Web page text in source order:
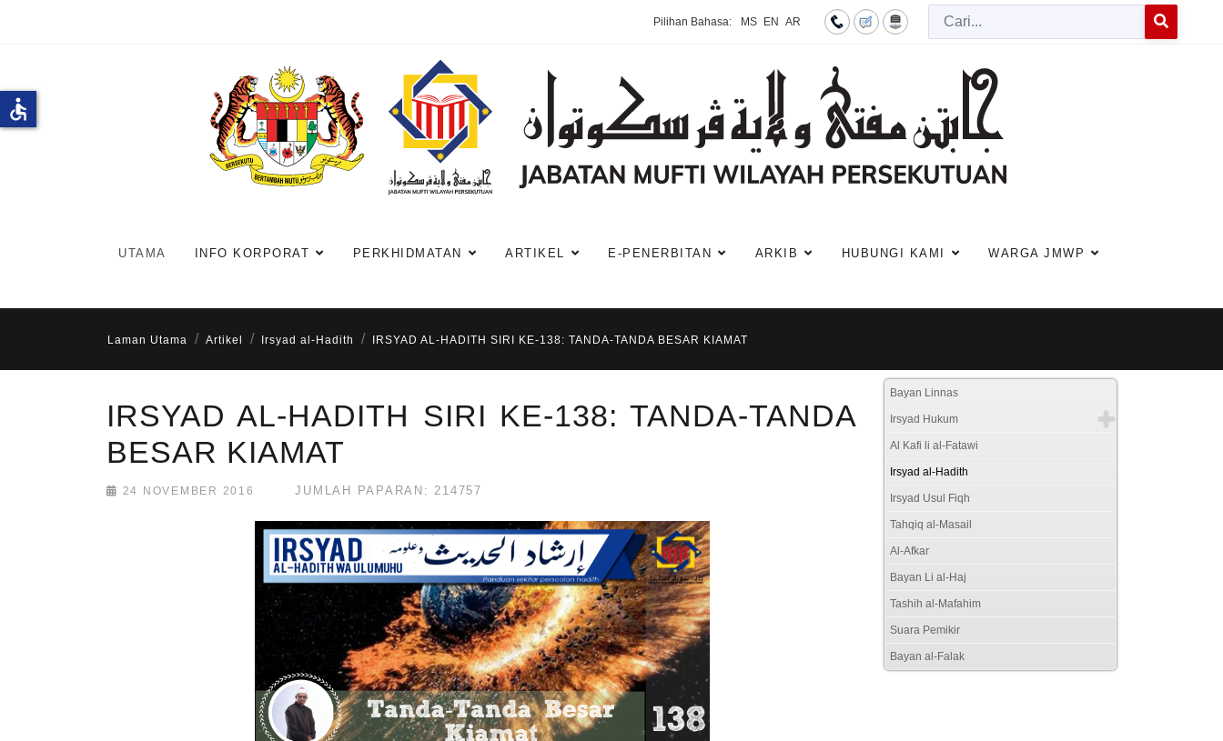
Pilihan Bahasa: MS EN AR
Cari
UTAMA INFO KORPORAT PERKHIDMATAN ARTIKEL E-PENERBITAN ARKIB HUBUNGI KAMI WARGA JMWP
Laman Utama Artikel Irsyad al-Hadith IRSYAD AL-HADITH SIRI KE-138: TANDA-TANDA BESAR KIAMAT
IRSYAD AL-HADITH SIRI KE-138: TANDA-TANDA
BESAR KIAMAT
24 NOVEMBER 2016 JUMLAH PAPARAN: 214757
Bayan Linnas
Irsyad Hukum
Al Kafi li al-Fatawi
Irsyad al-Hadith
Irsyad Usul Fiqh
Tahqiq al-Masail
Al-Afkar
Bayan Li al-Haj
Tashih al-Mafahim
Suara Pemikir
Bayan al-Falak
accessible